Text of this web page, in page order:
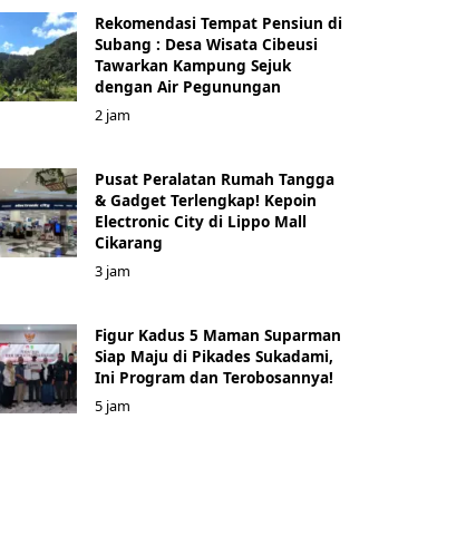
Rekomendasi Tempat Pensiun di
Subang : Desa Wisata Cibeusi
Tawarkan Kampung Sejuk
dengan Air Pegunungan
2 jam
Pusat Peralatan Rumah Tangga
& Gadget Terlengkap! Kepoin
Electronic City di Lippo Mall
Cikarang
3 jam
Figur Kadus 5 Maman Suparman
Siap Maju di Pikades Sukadami,
Ini Program dan Terobosannya!
5 jam